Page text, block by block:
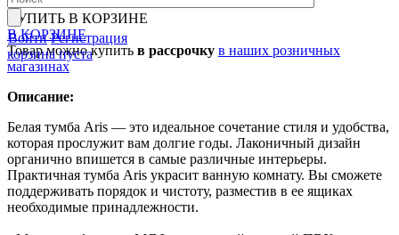
Войти Регистрация
корзина пуста
КУПИТЬ В КОРЗИНЕ
В КОРЗИНЕ
Товар можно купить в рассрочку в наших розничных
магазинах
Описание:
Белая тумба Aris — это идеальное сочетание стиля и удобства,
которая прослужит вам долгие годы. Лаконичный дизайн
органично впишется в самые различные интерьеры.
Практичная тумба Aris украсит ванную комнату. Вы сможете
поддерживать порядок и чистоту, разместив в ее ящиках
необходимые принадлежности.